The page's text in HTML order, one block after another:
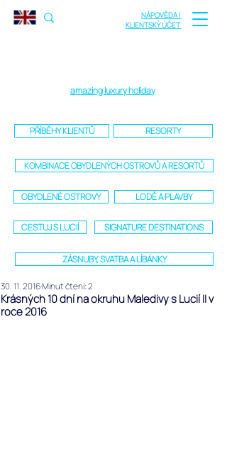
NÁPOVĚDA |
KLIENTSKÝ ÚČET
amazing luxury holiday
Krásných 10 dní na okruhu Maledivy s Lucií II v
roce 2016
30. 11. 2016Minut čtení: 2
PŘÍBĚHY KLIENTŮ RESORTY
KOMBINACE OBYDLENÝCH OSTROVŮ A RESORTŮ
OBYDLENÉ OSTROVY LODĚ A PLAVBY
CESTUJ S LUCIÍ SIGNATURE DESTINATIONS
ZÁSNUBY, SVATBA A LÍBÁNKY